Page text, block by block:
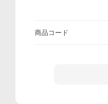
商品コード